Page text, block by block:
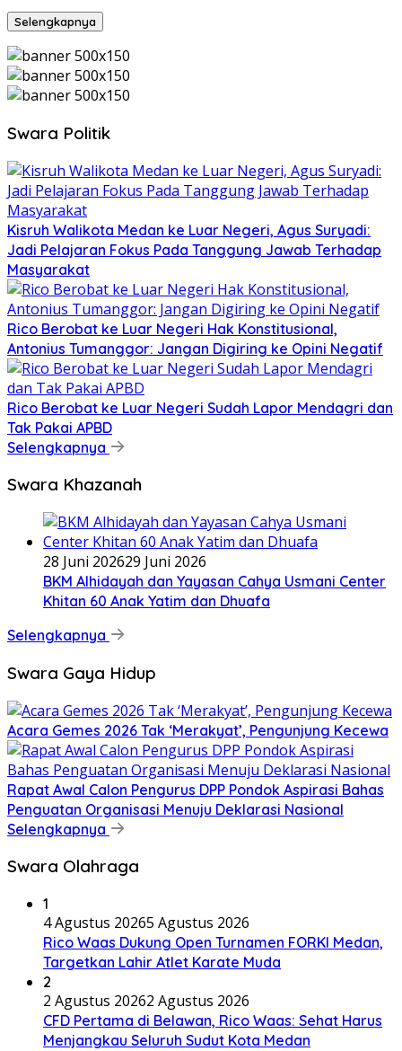
Selengkapnya
Swara Politik
Kisruh Walikota Medan ke Luar Negeri, Agus Suryadi:
Jadi Pelajaran Fokus Pada Tanggung Jawab Terhadap
Masyarakat
Rico Berobat ke Luar Negeri Hak Konstitusional,
Antonius Tumanggor: Jangan Digiring ke Opini Negatif
Rico Berobat ke Luar Negeri Sudah Lapor Mendagri dan
Tak Pakai APBD
Selengkapnya
Swara Khazanah
28 Juni 202629 Juni 2026
BKM Alhidayah dan Yayasan Cahya Usmani Center
Khitan 60 Anak Yatim dan Dhuafa
Selengkapnya
Swara Gaya Hidup
Acara Gemes 2026 Tak ‘Merakyat’, Pengunjung Kecewa
Rapat Awal Calon Pengurus DPP Pondok Aspirasi Bahas
Penguatan Organisasi Menuju Deklarasi Nasional
Selengkapnya
Swara Olahraga
1
4 Agustus 20265 Agustus 2026
Rico Waas Dukung Open Turnamen FORKI Medan,
Targetkan Lahir Atlet Karate Muda
2
2 Agustus 20262 Agustus 2026
CFD Pertama di Belawan, Rico Waas: Sehat Harus
Menjangkau Seluruh Sudut Kota Medan